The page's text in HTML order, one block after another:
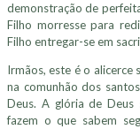
demonstração de
Filho morresse para
Filho entregar-se em
Irmãos, este é o alicerce
na comunhão dos
Deus. A glória de Deus
fazem o que sabem